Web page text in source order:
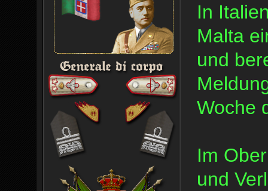
In
Malta
und
Woche
Im
und